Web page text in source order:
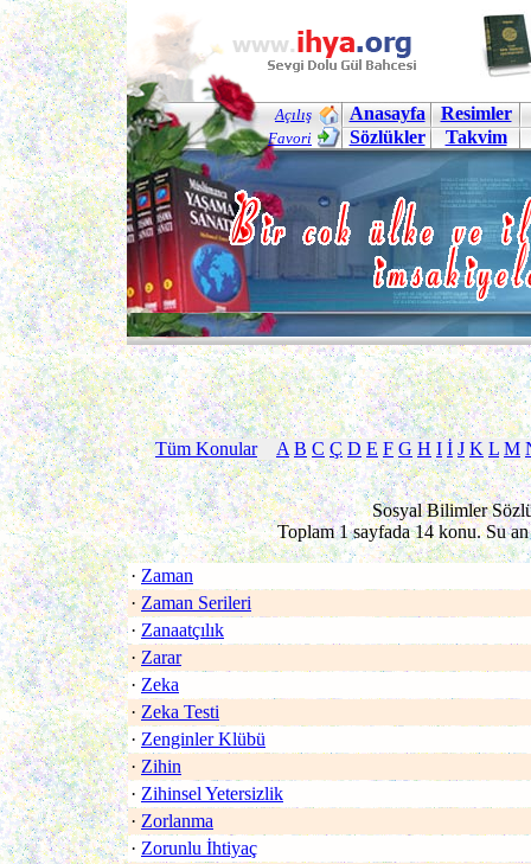
Açılış
Favori
Anasayfa
Resimler
Sözlükler
Takvim
Tüm Konular A B C Ç D E F G H I İ J K L M
Sosyal Bilimler
Toplam 1 sayfada 14 konu. Su
· Zaman
· Zaman Serileri
· Zanaatçılık
· Zarar
· Zeka
· Zeka Testi
· Zenginler Klübü
· Zihin
· Zihinsel Yetersizlik
· Zorlanma
· Zorunlu İhtiyaç